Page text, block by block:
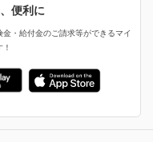
便利に
・給付金のご請求等ができるマイ